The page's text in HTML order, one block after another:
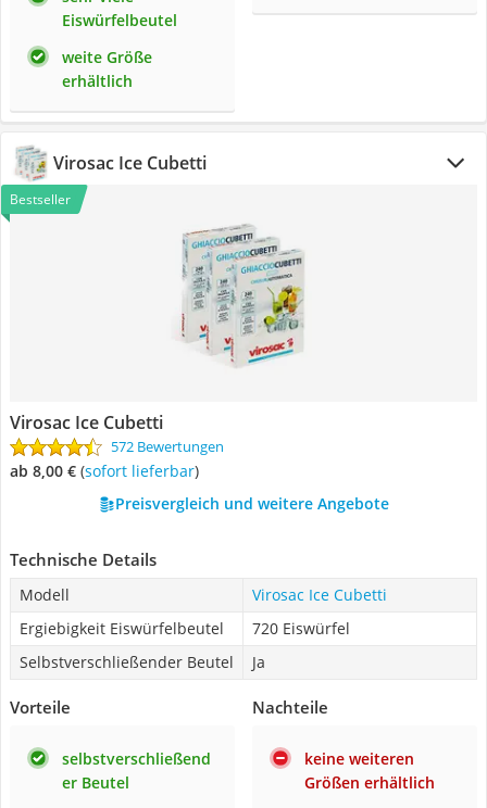
Eiswürfelbeutel
weite Größe
erhältlich
Virosac Ice Cubetti
Bestseller
Virosac Ice Cubetti
572 Bewertungen
ab 8,00 € ( Sofort lieferbar)
Preisvergleich und weitere Angebote
Technische Details
Modell
Virosac Ice Cubetti
Ergiebigkeit Eiswürfelbeutel
720 Eiswürfel
Selbstverschließender Beutel
Ja
Vorteile
selbstverschließend
er Beutel
Nachteile
keine weiteren
Größen erhältlich